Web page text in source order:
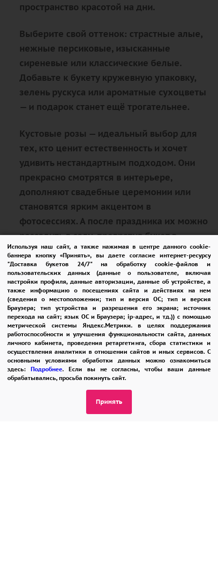
Используя наш сайт, а также нажимая в центре данного cookie-
баннера кнопку «Принять», вы даете согласие интернет-ресурсу
"Доставка букетов 24/7" на обработку cookie-файлов и
пользовательских данных (данные о пользователе, включая
настройки профиля, данные авторизации, данные об устройстве, а
также информацию о посещениях сайта и действиях на нем
(сведения о местоположении; тип и версия ОС; тип и версия
Браузера; тип устройства и разрешения его экрана; источник
перехода на сайт; язык ОС и Браузера; ip-адрес, и тд.)) с помощью
метрической системы Яндекс.Метрики. в целях поддержания
работоспособности и улучшения функциональности сайта, данных
личного кабинета, проведения ретаргетинга, сбора статистики и
осуществления аналитики в отношении сайтов и иных сервисов. С
основными условиями обработки данных можно ознакомиться
здесь: Подробнее. Если вы не согласны, чтобы ваши данные
обрабатывались, просьба покинуть сайт.
Принять
пространство красотой на дни.
Выберите свой оттенок: страстные алые,
нежные персиковые, изысканные
сиреневые или классические белые.
Добавьте к букету кружевную упаковку,
зелень рускуса или ароматные сухоцветы
— и подарок станет ещё трогательнее.
Кустовые розы — идеальный выбор для
тех, кто ценит естественность и хочет
удивить нестандартным подходом. Они
прекрасно смотрятся в интерьере,
дополняют свадебные церемонии или
становятся ярким акцентом в
фотосессиях. А после праздника их можно
рассадить в саду, превратив букет в
память, которая будет цвести годами.
Закажите кустовые розы — и подарите не
просто цветы, а целую историю,
сотканную из ароматов, красок и
искренних чувств. Ведь иногда один
пышный букет говорит громче тысячи
слов.
ОПЛАТА
КУПОН